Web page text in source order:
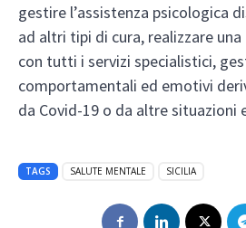
gestire l’assistenza psicologica
ad altri tipi di cura, realizzare
con tutti i servizi specialistici,
comportamentali ed emotivi
da Covid-19 o da altre situazioni
TAGS SALUTE MENTALE SICILIA